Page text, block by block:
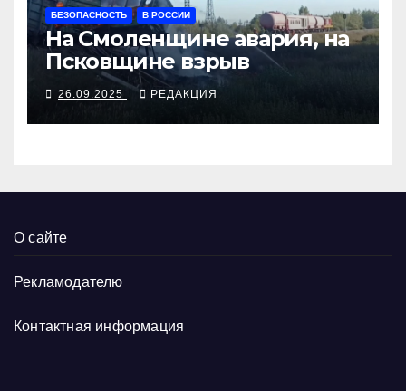
БЕЗОПАСНОСТЬ В РОССИИ
На Смоленщине авария, на
Псковщине взрыв
26.09.2025 РЕДАКЦИЯ
О сайте
Рекламодателю
Контактная информация